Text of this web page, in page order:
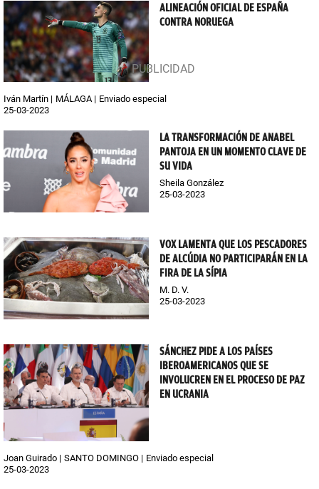
ALINEACIÓN OFICIAL DE ESPAÑA
CONTRA NORUEGA
Iván Martín MÁLAGA
Enviado especial
25-03-2023
LA TRANSFORMACIÓN DE ANABEL
PANTOJA EN UN MOMENTO CLAVE DE
SU VIDA
Sheila González
25-03-2023
VOX LAMENTA QUE LOS PESCADORES
DE ALCÚDIA NO PARTICIPARÁN EN LA
FIRA DE LA SÍPIA
M. D. V.
25-03-2023
SÁNCHEZ PIDE A LOS PAÍSES
IBEROAMERICANOS QUE SE
INVOLUCREN EN EL PROCESO DE PAZ
EN UCRANIA
Joan Guirado SANTO DOMINGO
Enviado especial
25-03-2023